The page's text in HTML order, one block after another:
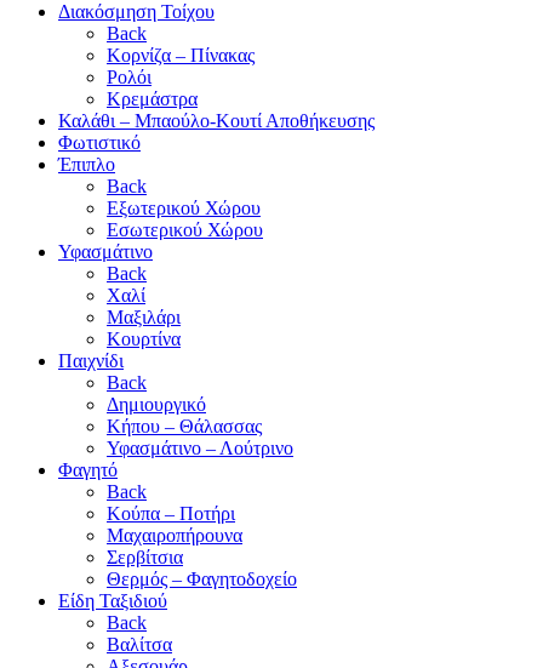
Διακόσμηση Τοίχου
Back
Κορνίζα – Πίνακας
Ρολόι
Κρεμάστρα
Καλάθι – Μπαούλο-Κουτί Αποθήκευσης
Φωτιστικό
Έπιπλο
Back
Εξωτερικού Χώρου
Εσωτερικού Χώρου
Υφασμάτινο
Back
Χαλί
Μαξιλάρι
Κουρτίνα
Παιχνίδι
Back
Δημιουργικό
Κήπου – Θάλασσας
Υφασμάτινο – Λούτρινο
Φαγητό
Back
Κούπα – Ποτήρι
Μαχαιροπήρουνα
Σερβίτσια
Θερμός – Φαγητοδοχείο
Είδη Ταξιδιού
Back
Βαλίτσα